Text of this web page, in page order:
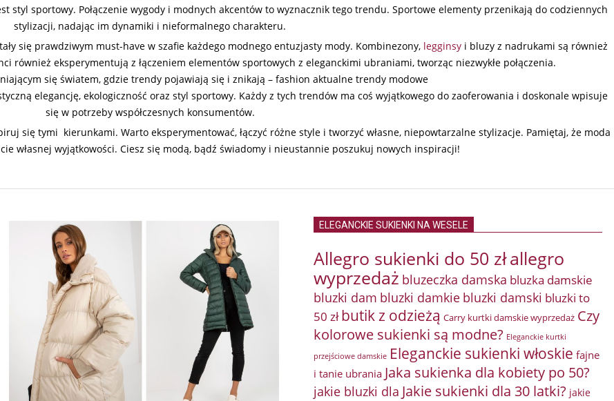
styl sportowy. Połączenie wygody i modnych akcentów to wyznacznik tego trendu. Sportowe elementy przenikają do codziennych
stylizacji, nadając im dynamiki i nieformalnego charakteru.
się prawdziwym must-have w szafie każdego modnego entuzjasty mody. Kombinezony, legginsyi bluzy z nadrukami są również
również eksperymentują z łączeniem elementów sportowych z eleganckimi ubraniami, tworząc niezwykłe połączenia.
się światem, gdzie trendy pojawiają się i znikają – fashion aktualne trendy modowe
elegancję, ekologiczność oraz styl sportowy. Każdy z tych trendów ma coś wyjątkowego do zaoferowania i doskonale wpisuje
się w potrzeby współczesnych konsumentów.
się tymi kierunkami. Warto eksperymentować, łączyć różne style i tworzyć własne, niepowtarzalne stylizacje. Pamiętaj, że moda
własnej wyjątkowości. Ciesz się modą, bądź świadomy i nieustannie poszukuj nowych inspiracji!
ELEGANCKIE SUKIENKI NA WESELE
Allegro sukienki do 50 złallegro
wyprzedaż bluzeczka damska bluzka damskie
bluzki dam bluzki damkie bluzki damski bluzki to
50 zł butik z odzieżą Carry kurtki damskie wyprzedaż Czy
kolorowe sukienki są modne? Eleganckie kurtki
przejściowe damskie Eleganckie sukienki włoskie fajne
i tanie ubrania Jaka sukienka dla kobiety po 50?
jakie bluzki dla Jakie sukienki dla 30 latki? jakie